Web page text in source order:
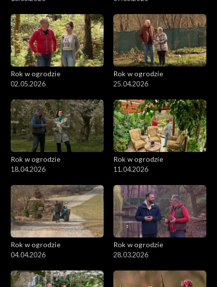
Rok w ogrodzie
02.05.2026
Rok w ogrodzie
25.04.2026
Rok w ogrodzie
18.04.2026
Rok w ogrodzie
11.04.2026
Rok w ogrodzie
04.04.2026
Rok w ogrodzie
28.03.2026